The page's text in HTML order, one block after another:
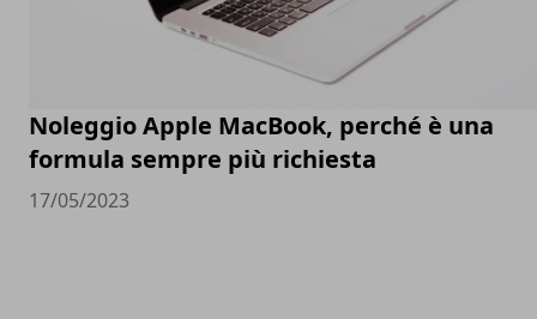
Noleggio Apple MacBook, perché è una
formula sempre più richiesta
17/05/2023